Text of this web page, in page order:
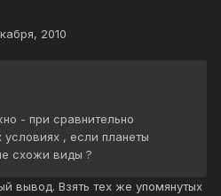
2010
- при сравнительно
условиях , если планеты
схожи виды ?
вывод. Взять тех же упомянутых